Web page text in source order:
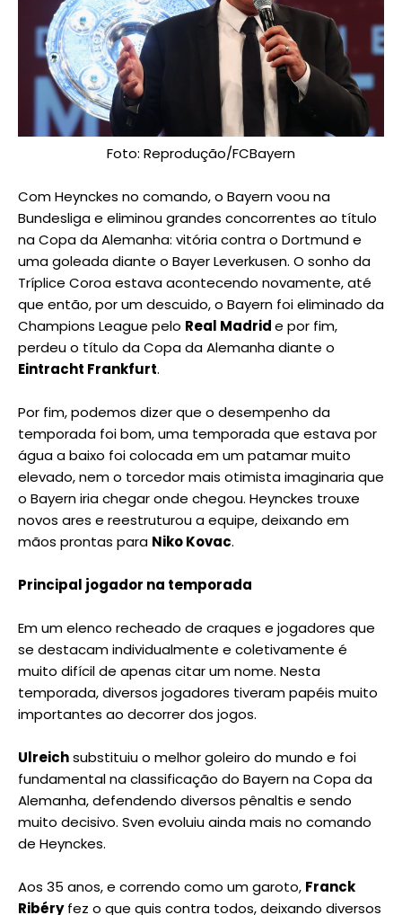
Foto: Reprodução/FCBayern
Com Heynckes no comando, o Bayern voou na
Bundesliga e eliminou grandes concorrentes ao título
na Copa da Alemanha: vitória contra o Dortmund e
uma goleada diante o Bayer Leverkusen. O sonho da
Tríplice Coroa estava acontecendo novamente, até
que então, por um descuido, o Bayern foi eliminado da
Champions League pelo Real Madride por fim,
perdeu o título da Copa da Alemanha diante o
Eintracht Frankfurt.
Por fim, podemos dizer que o desempenho da
temporada foi bom, uma temporada que estava por
água a baixo foi colocada em um patamar muito
elevado, nem o torcedor mais otimista imaginaria que
o Bayern iria chegar onde chegou. Heynckes trouxe
novos ares e reestruturou a equipe, deixando em
mãos prontas para Niko Kovac.
Principal jogador na temporada
Em um elenco recheado de craques e jogadores que
se destacam individualmente e coletivamente é
muito difícil de apenas citar um nome. Nesta
temporada, diversos jogadores tiveram papéis muito
importantes ao decorrer dos jogos.
Ulreichsubstituiu o melhor goleiro do mundo e foi
fundamental na classificação do Bayern na Copa da
Alemanha, defendendo diversos pênaltis e sendo
muito decisivo. Sven evoluiu ainda mais no comando
de Heynckes.
Aos 35 anos, e correndo como um garoto, Franck
Ribéryfez o que quis contra todos, deixando diversos